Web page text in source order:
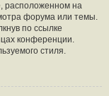
расположенном на
форума или темы.
по ссылке
конференции.
стиля.